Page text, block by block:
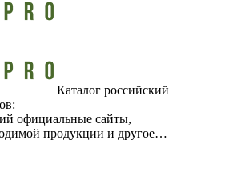
Каталог российский
официальные сайты,
продукции и другое…